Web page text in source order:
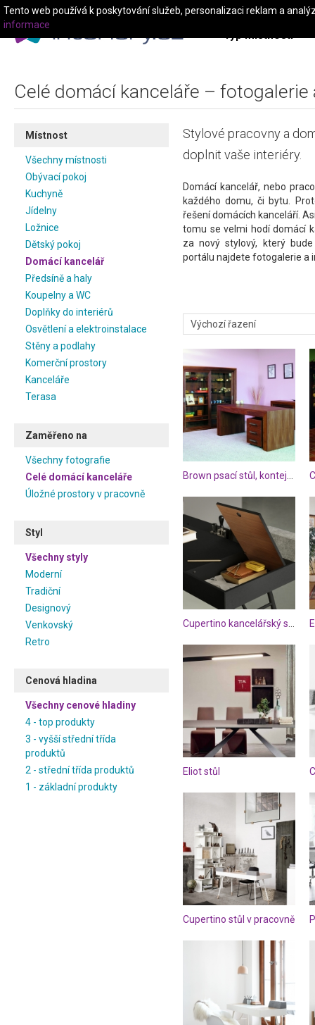
Typ místnosti
Celé domácí kanceláře – fotogalerie
Místnost
Všechny místnosti
Obývací pokoj
Kuchyně
Jídelny
Ložnice
Dětský pokoj
Domácí kancelář
Předsíně a haly
Koupelny a WC
Doplňky do interiérů
Osvětlení a elektroinstalace
Stěny a podlahy
Komerční prostory
Kanceláře
Terasa
Zaměřeno na
Všechny fotografie
Celé domácí kanceláře
Úložné prostory v pracovně
Styl
Všechny styly
Moderní
Tradiční
Designový
Venkovský
Retro
Cenová hladina
Všechny cenové hladiny
4 - top produkty
3 - vyšší střední třída
produktů
2 - střední třída produktů
1 - základní produkty
Stylové pracovny a
doplnit vaše interiéry.
Domácí kancelář, nebo
každého domu, či bytu.
řešení domácích kanceláří.
tomu se velmi hodí domácí
za nový stylový, který
portálu najdete fotogalerie a
Eliot stůl
Cupertino stůl v pracovně
Tento web používá k poskytování služeb, personalizaci reklam a
informace